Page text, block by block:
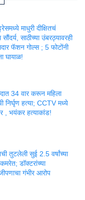
माधुरी दीक्षितचं
साठीच्या उंबरठ्यावरही
फॅशन गोल्स ; 5 फोटोंनी
घायाळ!
34 वार करून महिला
निर्घृण हत्या; CCTV मध्ये
, भयंकर हत्याकांड!
तुटलेली सुई 2.5 वर्षांच्या
डॉक्टरांच्या
गंभीर आरोप